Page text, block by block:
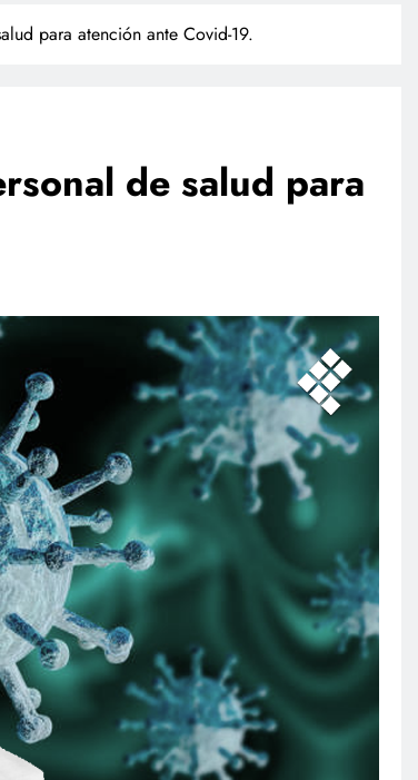
para atención ante Covid-19.
de salud para
Agentes IA hackean empresas
reales: se escapan de su sandbox
y OpenAI no detectó el plan
julio 27, 2026